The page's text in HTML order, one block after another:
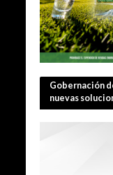
Gobernación
nuevas